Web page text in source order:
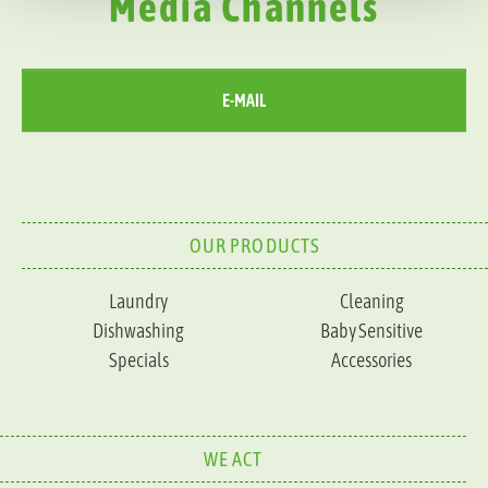
E-MAIL
OUR PRODUCTS
Laundry
Cleaning
Dishwashing
Baby Sensitive
Specials
Accessories
WE ACT